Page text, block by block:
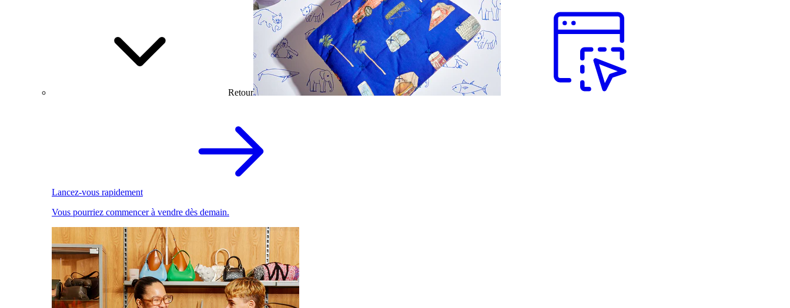
Retour
Lancez-vous rapidement
Vous pourriez commencer à vendre dès demain.